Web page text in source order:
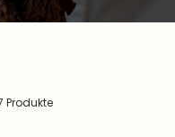
Produkte